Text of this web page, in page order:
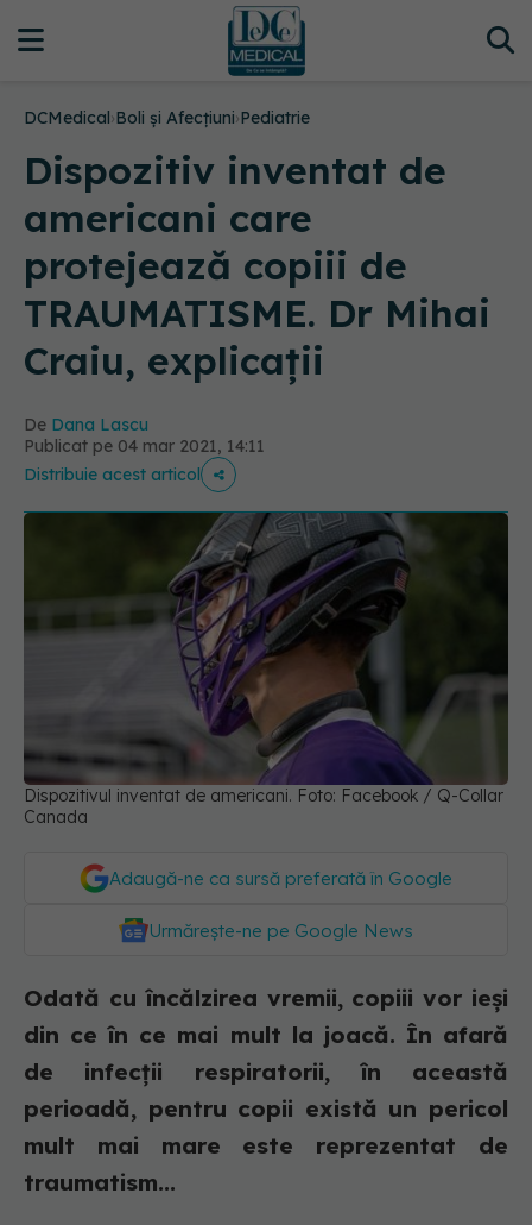
DCMedical›Boli și Afecțiuni›Pediatrie
Dispozitiv inventat de
americani care
protejează copiii de
TRAUMATISME. Dr Mihai
Craiu, explicații
De Dana Lascu
Publicat pe 04 mar 2021, 14:11
Distribuie acest articol
Dispozitivul inventat de americani. Foto: Facebook / Q-Collar
Canada
Adaugă-ne ca sursă preferată în Google
Urmărește-ne pe Google News
Odată cu încălzirea vremii, copiii vor ieși
din ce în ce mai mult la joacă. În afară
de infecții respiratorii, în această
perioadă, pentru copii există un pericol
mult mai mare este reprezentat de
traumatism...